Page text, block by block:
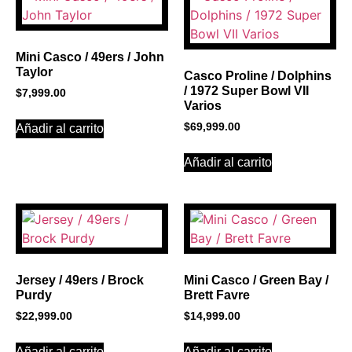
Click Here
Mini Casco / 49ers / John
Taylor
$7,999.00
Añadir al carrito
Casco Proline / Dolphins
/ 1972 Super Bowl VII
Varios
$69,999.00
Añadir al carrito
Jersey / 49ers / Brock
Purdy
$22,999.00
Mini Casco / Green Bay /
Brett Favre
$14,999.00